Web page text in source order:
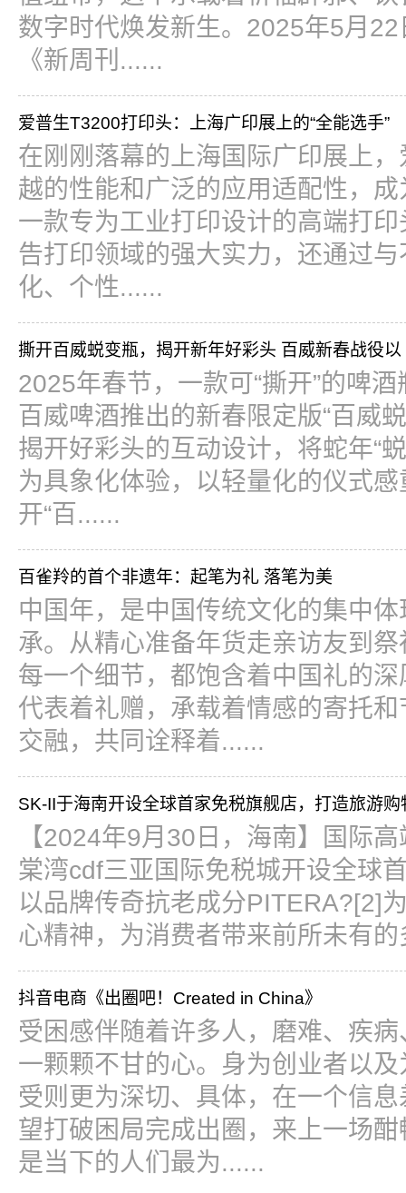
数字时代焕发新生。2025年5月
《新周刊......
爱普生T3200打印头：上海广印展上的“全能选手”
在刚刚落幕的上海国际广印展上
越的性能和广泛的应用适配性，
一款专为工业打印设计的高端打
告打印领域的强大实力，还通过
化、个性......
撕开百威蜕变瓶，揭开新年好彩头 百威新春战役以
2025年春节，一款可“撕开”的啤
百威啤酒推出的新春限定版“百威
揭开好彩头的互动设计，将蛇年“
为具象化体验，以轻量化的仪式
开“百......
百雀羚的首个非遗年：起笔为礼 落笔为美
中国年，是中国传统文化的集中
承。从精心准备年货走亲访友到
每一个细节，都饱含着中国礼的深
代表着礼赠，承载着情感的寄托
交融，共同诠释着......
SK-II于海南开设全球首家免税旗舰店，打造旅游购
【2024年9月30日，海南】国际
棠湾cdf三亚国际免税城开设全球
以品牌传奇抗老成分PITERA?[2]
心精神，为消费者带来前所未有
抖音电商《出圈吧！Created in China》
受困感伴随着许多人，磨难、疾
一颗颗不甘的心。身为创业者以
受则更为深切、具体，在一个信
望打破困局完成出圈，来上一场
是当下的人们最为......